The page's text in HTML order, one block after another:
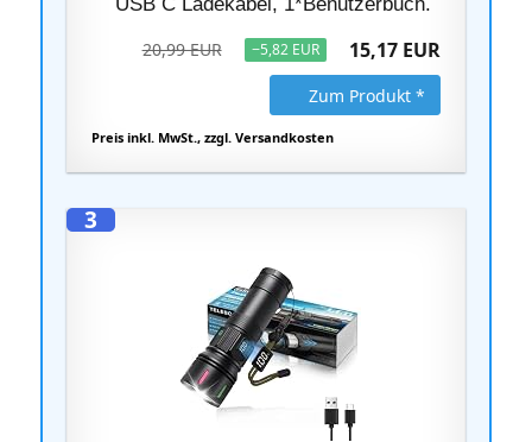
20,99 EUR −5,82 EUR 15,17 EUR
Zum Produkt *
Preis inkl. MwSt., zzgl. Versandkosten
3